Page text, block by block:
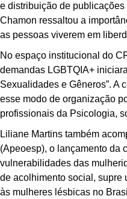
e distribuição de
Chamon ressaltou a
as pessoas viverem em
No espaço institucional do
demandas LGBTQIA+
Sexualidades e Gêneros”. A
esse modo de organização
profissionais da Psicologia,
Liliane Martins também
(Apeoesp), o lançamento da
vulnerabilidades das
de acolhimento social, supre
às mulheres lésbicas no